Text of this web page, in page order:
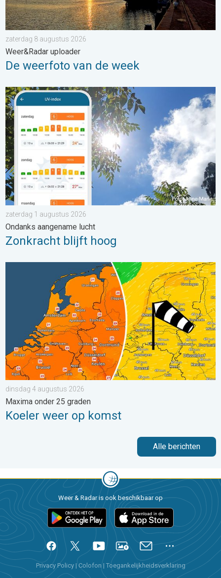
zaterdag 8 augustus 2026
Weer&Radar uploader
De weerfoto van de week
Zonkracht blijft hoog. Ondanks aangename lucht. . . zaterdag
zaterdag 1 augustus 2026
Ondanks aangename lucht
Zonkracht blijft hoog
Koeler weer op komst. Maxima onder 25 graden. . . dinsdag
dinsdag 4 augustus 2026
Maxima onder 25 graden
Koeler weer op komst
Alle berichten
Weer & Radar is ook beschikbaar op
Privacy Policy |Colofon | Toegankelijkheidsverklaring